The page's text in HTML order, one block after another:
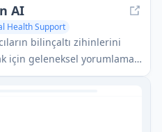
AI
Health Support
bilinçaltı zihinlerini
için geleneksel yorumlama
ile birleştirerek
analizi sağlayan gelişmiş